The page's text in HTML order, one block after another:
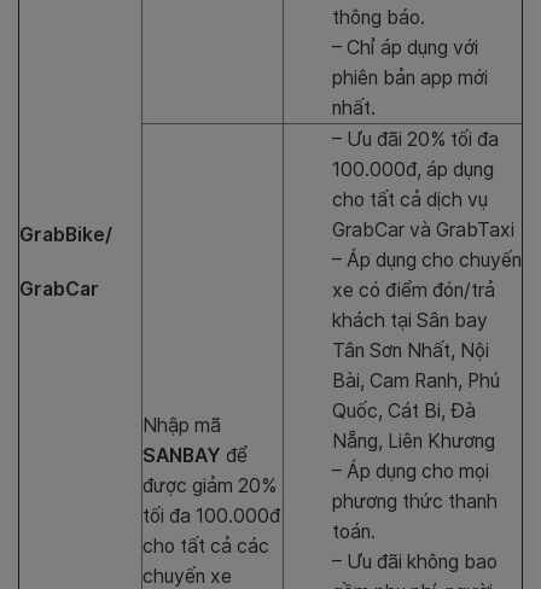
GrabBike/
GrabCar
thông báo.
– Chỉ áp dụng với
phiên bản app mới
nhất.
Nhập mã
SANBAY để
được giảm 20%
tối đa 100.000đ
cho tất cả các
chuyến xe
– Ưu đãi 20% tối đa
100.000đ, áp dụng
cho tất cả dịch vụ
GrabCar và GrabTaxi
– Áp dụng cho chuyến
xe có điểm đón/trả
khách tại Sân bay
Tân Sơn Nhất, Nội
Bài, Cam Ranh, Phú
Quốc, Cát Bi, Đà
Nẵng, Liên Khương
– Áp dụng cho mọi
phương thức thanh
toán.
– Ưu đãi không bao